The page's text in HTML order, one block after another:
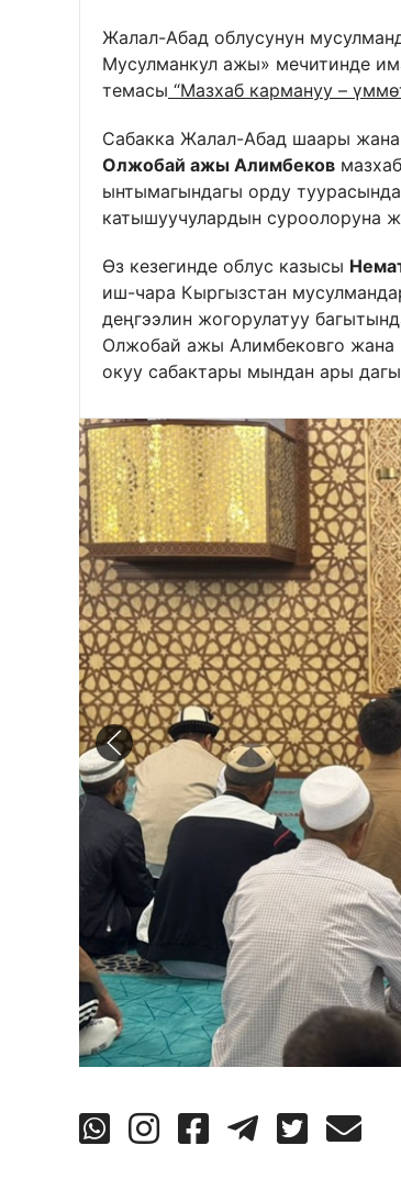
Жалал-Абад облусунун
Мусулманкул ажы» мечитинде
темасы “Мазхаб кармануу –
Сабакка Жалал-Абад шаары
Олжобай ажы Алимбеков
ынтымагындагы орду
катышуучулардын суроолоруна
Өз кезегинде облус казысы
иш-чара Кыргызстан
деңгээлин жогорулатуу
Олжобай ажы Алимбековго
окуу сабактары мындан ары